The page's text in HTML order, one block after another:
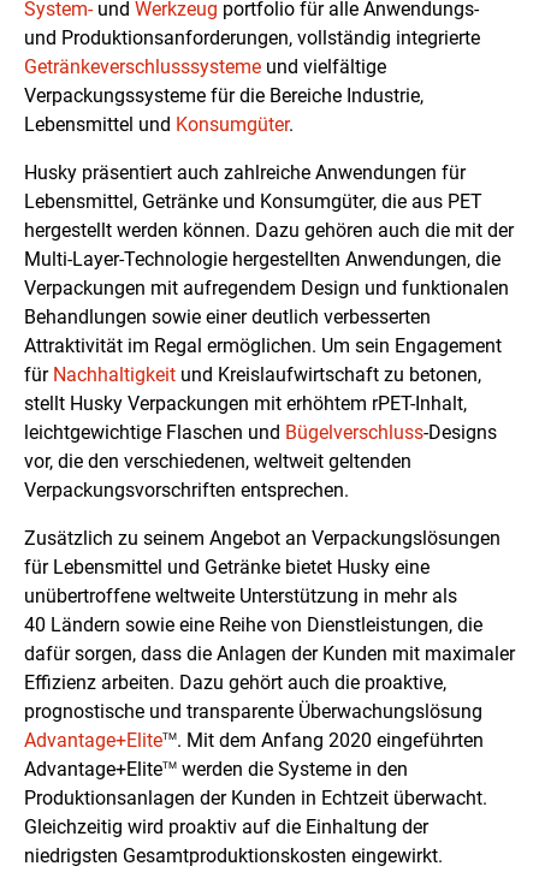
System-und Werkzeug portfolio für alle Anwendungs-
und Produktionsanforderungen, vollständig integrierte
Getränkeverschlusssysteme und vielfältige
Verpackungssysteme für die Bereiche Industrie,
Lebensmittel und Konsumgüter.
Husky präsentiert auch zahlreiche Anwendungen für
Lebensmittel, Getränke und Konsumgüter, die aus PET
hergestellt werden können. Dazu gehören auch die mit der
Multi-Layer-Technologie hergestellten Anwendungen, die
Verpackungen mit aufregendem Design und funktionalen
Behandlungen sowie einer deutlich verbesserten
Attraktivität im Regal ermöglichen. Um sein Engagement
für Nachhaltigkeit und Kreislaufwirtschaft zu betonen,
stellt Husky Verpackungen mit erhöhtem rPET-Inhalt,
leichtgewichtige Flaschen und Bügelverschluss-Designs
vor, die den verschiedenen, weltweit geltenden
Verpackungsvorschriften entsprechen.
Zusätzlich zu seinem Angebot an Verpackungslösungen
für Lebensmittel und Getränke bietet Husky eine
unübertroffene weltweite Unterstützung in mehr als
40 Ländern sowie eine Reihe von Dienstleistungen, die
dafür sorgen, dass die Anlagen der Kunden mit maximaler
Effizienz arbeiten. Dazu gehört auch die proaktive,
prognostische und transparente Überwachungslösung
Advantage+EliteTM. Mit dem Anfang 2020 eingeführten
Advantage+EliteTM werden die Systeme in den
Produktionsanlagen der Kunden in Echtzeit überwacht.
Gleichzeitig wird proaktiv auf die Einhaltung der
niedrigsten Gesamtproduktionskosten eingewirkt.